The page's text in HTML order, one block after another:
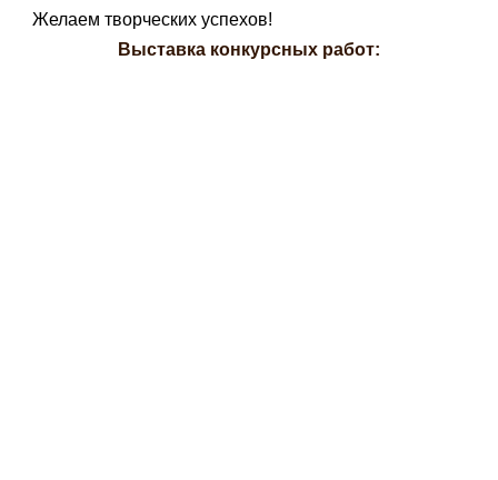
Желаем творческих успехов!
Выставка конкурсных работ: